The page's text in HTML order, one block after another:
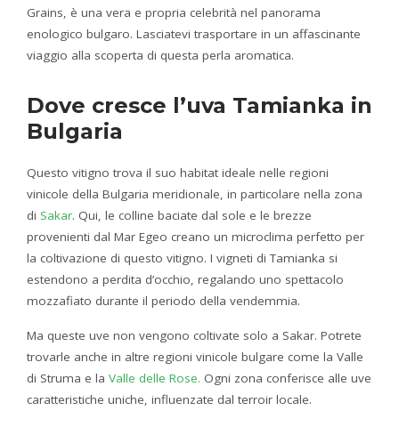
Grains, è una vera e propria celebrità nel panorama
enologico bulgaro. Lasciatevi trasportare in un affascinante
viaggio alla scoperta di questa perla aromatica.
Dove cresce l’uva Tamianka in
Bulgaria
Questo vitigno trova il suo habitat ideale nelle regioni
vinicole della Bulgaria meridionale, in particolare nella zona
di Sakar. Qui, le colline baciate dal sole e le brezze
provenienti dal Mar Egeo creano un microclima perfetto per
la coltivazione di questo vitigno. I vigneti di Tamianka si
estendono a perdita d’occhio, regalando uno spettacolo
mozzafiato durante il periodo della vendemmia.
Ma queste uve non vengono coltivate solo a Sakar. Potrete
trovarle anche in altre regioni vinicole bulgare come la Valle
di Struma e la Valle delle Rose. Ogni zona conferisce alle uve
caratteristiche uniche, influenzate dal terroir locale.